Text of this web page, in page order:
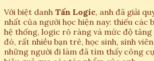
Với biệt danh Tấn Logic, anh đã giải
nhất của người học hiện nay: thiếu các
hệ thống, logic rõ ràng và mức độ tăng
đó, rất nhiều bạn trẻ, học sinh, sinh
những người đi làm đã tìm thấy công